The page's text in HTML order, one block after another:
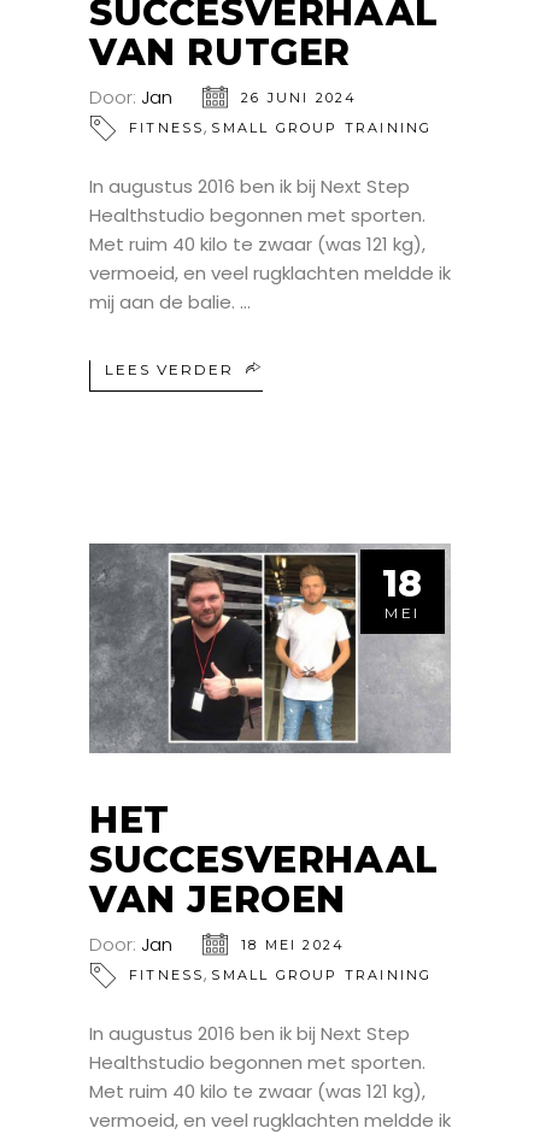
SUCCESVERHAAL
VAN RUTGER
Door: Jan
26 JUNI 2024
FITNESS, SMALL GROUP TRAINING
In augustus 2016 ben ik bij Next Step
Healthstudio begonnen met sporten.
Met ruim 40 kilo te zwaar (was 121 kg),
vermoeid, en veel rugklachten meldde ik
mij aan de balie.
LEES VERDER
18
MEI
HET
SUCCESVERHAAL
VAN JEROEN
Door: Jan
18 MEI 2024
FITNESS, SMALL GROUP TRAINING
In augustus 2016 ben ik bij Next Step
Healthstudio begonnen met sporten.
Met ruim 40 kilo te zwaar (was 121 kg),
vermoeid, en veel rugklachten meldde ik